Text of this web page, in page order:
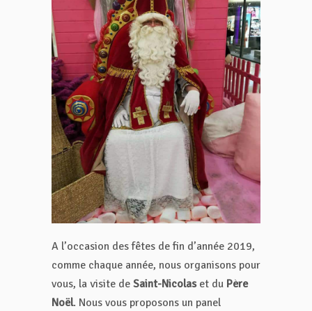
A l’occasion des fêtes de fin d’année 2019,
comme chaque année, nous organisons pour
vous, la visite de Saint-Nicolaset du Père
Noël. Nous vous proposons un panel